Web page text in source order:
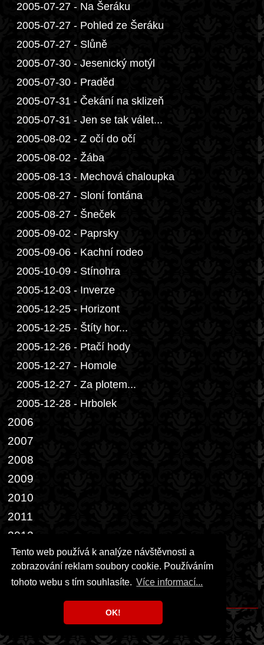
Tento web používá k analýze návštěvnosti a
zobrazování reklam soubory cookie. Používáním
tohoto webu s tím souhlasíte. Více informací...
OK!
2005-07-27 - Na Šeráku
2005-07-27 - Pohled ze Šeráku
2005-07-27 - Slůně
2005-07-30 - Jesenický motýl
2005-07-30 - Praděd
2005-07-31 - Čekání na sklizeň
2005-07-31 - Jen se tak válet...
2005-08-02 - Z očí do očí
2005-08-02 - Žába
2005-08-13 - Mechová chaloupka
2005-08-27 - Sloní fontána
2005-08-27 - Šneček
2005-09-02 - Paprsky
2005-09-06 - Kachní rodeo
2005-10-09 - Stínohra
2005-12-03 - Inverze
2005-12-25 - Horizont
2005-12-25 - Štíty hor...
2005-12-26 - Ptačí hody
2005-12-27 - Homole
2005-12-27 - Za plotem...
2005-12-28 - Hrbolek
2006
2007
2008
2009
2010
2011
2012
2013
2014-02-28 - Dveře III.
Copyright © 1999 - 2026 Milka